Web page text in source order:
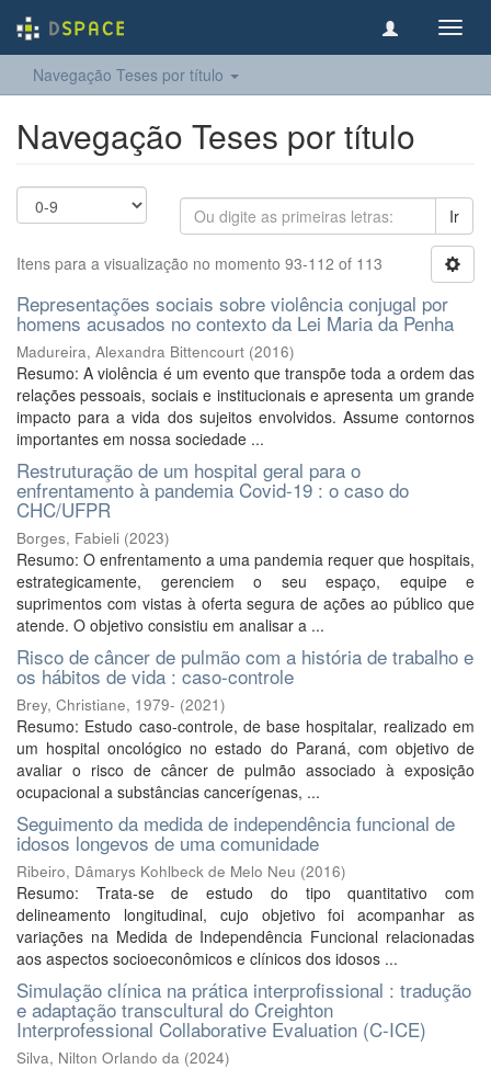
Navegação Teses por título
Navegação Teses por título
Ir
Itens para a visualização no momento 93-112 of 113
Representações sociais sobre violência conjugal por
homens acusados no contexto da Lei Maria da Penha
Madureira, Alexandra Bittencourt (2016)
Resumo: A violência é um evento que transpõe toda a ordem das
relações pessoais, sociais e institucionais e apresenta um grande
impacto para a vida dos sujeitos envolvidos. Assume contornos
importantes em nossa sociedade ...
Restruturação de um hospital geral para o
enfrentamento à pandemia Covid-19 : o caso do
CHC/UFPR
Borges, Fabieli (2023)
Resumo: O enfrentamento a uma pandemia requer que hospitais,
estrategicamente, gerenciem o seu espaço, equipe e
suprimentos com vistas à oferta segura de ações ao público que
atende. O objetivo consistiu em analisar a ...
Risco de câncer de pulmão com a história de trabalho e
os hábitos de vida : caso-controle
Brey, Christiane, 1979- (2021)
Resumo: Estudo caso-controle, de base hospitalar, realizado em
um hospital oncológico no estado do Paraná, com objetivo de
avaliar o risco de câncer de pulmão associado à exposição
ocupacional a substâncias cancerígenas, ...
Seguimento da medida de independência funcional de
idosos longevos de uma comunidade
Ribeiro, Dâmarys Kohlbeck de Melo Neu (2016)
Resumo: Trata-se de estudo do tipo quantitativo com
delineamento longitudinal, cujo objetivo foi acompanhar as
variações na Medida de Independência Funcional relacionadas
aos aspectos socioeconômicos e clínicos dos idosos ...
Simulação clínica na prática interprofissional : tradução
e adaptação transcultural do Creighton
Interprofessional Collaborative Evaluation (C-ICE)
Silva, Nilton Orlando da (2024)